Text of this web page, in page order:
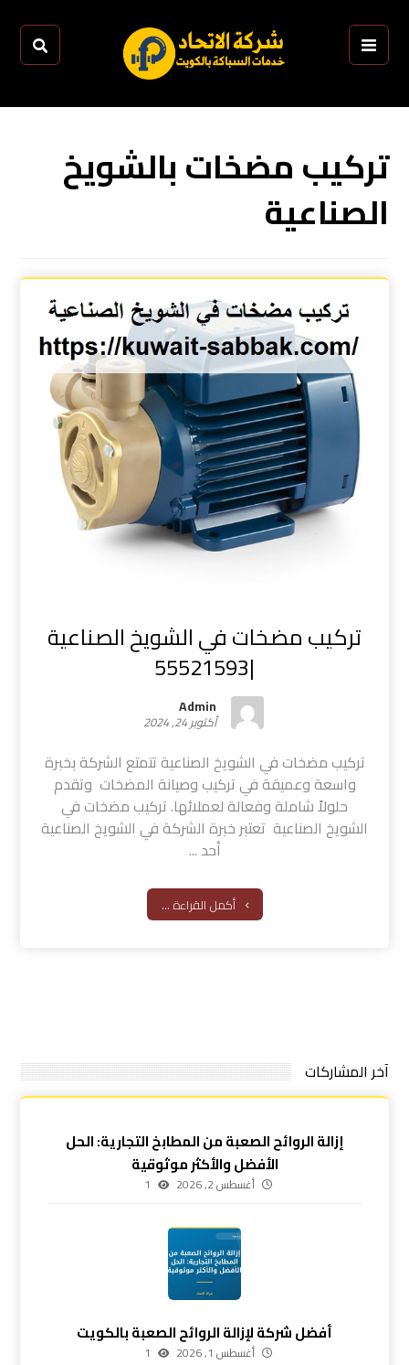
تركيب مضخات بالشويخ
الصناعية
تركيب مضخات في الشويخ الصناعية
|55521593
Admin
أكتوبر 24, 2024
تركيب مضخات في الشويخ الصناعية تتمتع الشركة بخبرة
واسعة وعميقة في تركيب وصيانة المضخات وتقدم
حلولاً شاملة وفعالة لعملائها. تركيب مضخات في
الشويخ الصناعية تعتبر خبرة الشركة في الشويخ الصناعية
أحد ...
أكمل القراءة ...
آخر المشاركات
إزالة الروائح الصعبة من المطابخ التجارية: الحل
الأفضل والأكثر موثوقية
أغسطس 2, 2026 1
أفضل شركة لإزالة الروائح الصعبة بالكويت
أغسطس 1, 2026 1